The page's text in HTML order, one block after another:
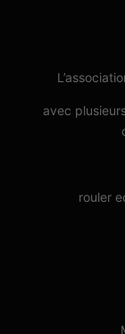
avec
rouler